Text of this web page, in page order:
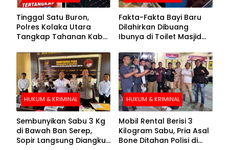
Tinggal Satu Buron,
Polres Kolaka Utara
Tangkap Tahanan Kabur
Pengejaran
Fakta-Fakta Bayi Baru
Dilahirkan Dibuang
Ibunya di Toilet Masjid
HUKUM & KRIMINAL
Sembunyikan Sabu 3 Kg
di Bawah Ban Serep,
Sopir Langsung Diangkut
HUKUM & KRIMINAL
Mobil Rental Berisi 3
Kilogram Sabu, Pria Asal
Bone Ditahan Polisi di